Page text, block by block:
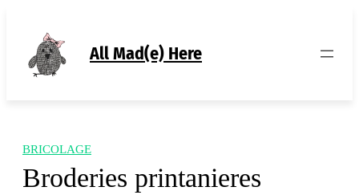
contenu
All Mad(e) Here
BRICOLAGE
Broderies printanieres